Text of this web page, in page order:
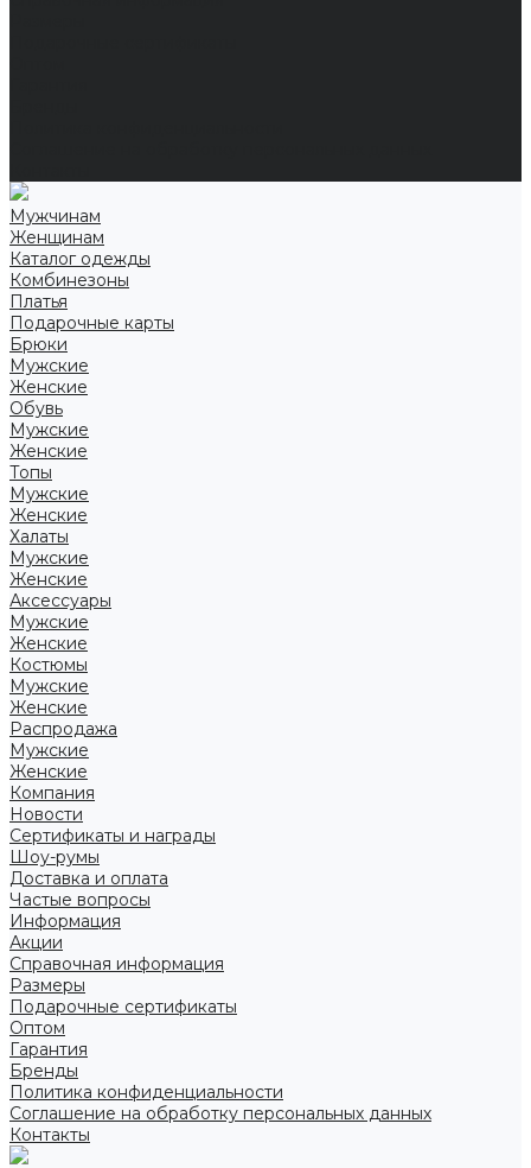
Мужчинам
Женщинам
Каталог одежды
Комбинезоны
Платья
Подарочные карты
Брюки
Мужские
Женские
Обувь
Мужские
Женские
Топы
Мужские
Женские
Халаты
Мужские
Женские
Аксессуары
Мужские
Женские
Костюмы
Мужские
Женские
Распродажа
Мужские
Женские
Компания
Новости
Сертификаты и награды
Шоу-румы
Доставка и оплата
Частые вопросы
Информация
Акции
Справочная информация
Размеры
Подарочные сертификаты
Оптом
Гарантия
Бренды
Политика конфиденциальности
Соглашение на обработку персональных данных
Контакты